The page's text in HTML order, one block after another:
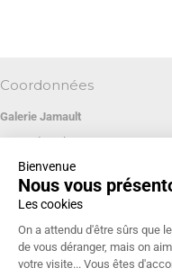
Bienvenue
Nous vous
Les cookies
On a attendu d'être sûrs que
de vous déranger, mais on
votre visite... Vous êtes
Coordonnées
Galerie Jamault
19 rue des Blancs Manteaux
75004 PARIS
+33 (0)1 42 74 13 85
galeriejamault@gmail.com